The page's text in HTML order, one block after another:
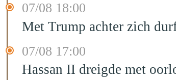
07/08 18:00
Met Trump achter zich
07/08 17:00
Hassan II dreigde met